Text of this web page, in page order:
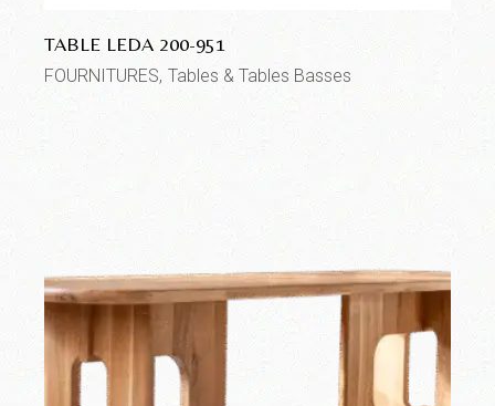
TABLE LEDA 200-951
FOURNITURES Tables & Tables Basses